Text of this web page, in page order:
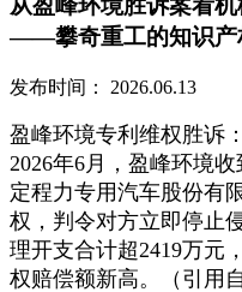
从盈峰环境胜诉案看
——攀奇重工的知识产
发布时间： 2026.06.13
盈峰环境专利维权胜诉
2026年6月，盈峰环境
定程力专用汽车股份有
权，判令对方立即停止
理开支合计超2419万元
权赔偿额新高。（引用